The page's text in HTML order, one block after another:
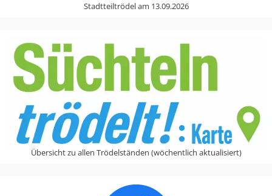
Stadtteiltrödel am 13.09.2026
Übersicht zu allen Trödelständen (wöchentlich aktualisiert)